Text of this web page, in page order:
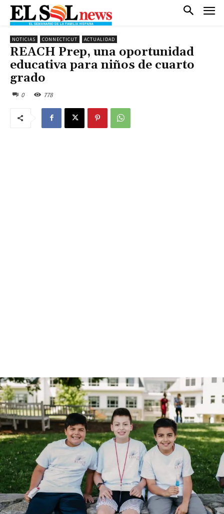
NOTICIAS CONNECTICUT ACTUALIDAD
REACH Prep, una oportunidad
educativa para niños de cuarto
grado
0 778